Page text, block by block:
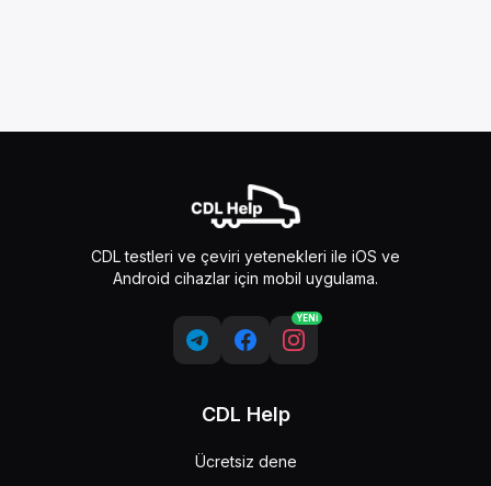
CDL testleri ve çeviri yetenekleri ile iOS ve
Android cihazlar için mobil uygulama.
YENİ
CDL Help
Ücretsiz dene